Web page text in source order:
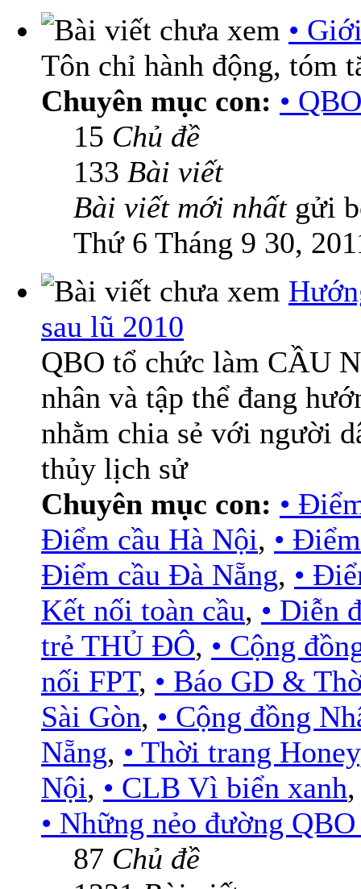
•
Tôn chỉ hành động, tóm
Chuyên mục con: •
15 Chủ đề
133 Bài viết
Bài viết mới nhấtgửi
Thứ 6 Tháng 9 30,
sau lũ 2010
QBO tổ chức làm CẦU
nhân và tập thể đang
nhằm chia sẻ với người
thủy lịch sử
Chuyên mục con: •
Điểm cầu Hà Nội, •
Điểm cầu Đà Nẵng, •
Kết nối toàn cầu, • Diễn
trẻ THỦ ĐÔ, • Cộng
nối FPT, • Báo GD &
Sài Gòn, • Cộng đồng
Nẵng, • Thời trang Honey
Nội, • CLB Vì biển xanh
• Những nẻo đường
87 Chủ đề